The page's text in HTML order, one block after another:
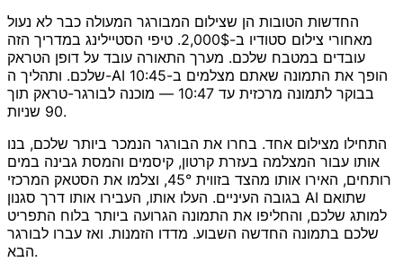
החדשות הטובות הן שצילום המבורגר המעולה כבר לא נעול
מאחורי צילום סטודיו ב-2,000$. טיפי הסטיילינג במדריך הזה
עובדים במטבח שלכם. מערך התאורה עובד על דופן הטראק
שלכם. ותהליך ה-AI הופך את התמונה שאתם מצלמים ב-10:45
בבוקר לתמונה מרכזית עד 10:47 — מוכנה לבורגר-טראק תוך
90 שניות.
התחילו מצילום אחד. בחרו את הבורגר הנמכר ביותר שלכם, בנו
אותו עבור המצלמה בעזרת קרטון, קיסמים והמסת גבינה במים
רותחים, האירו אותו מהצד בזווית 45°, וצלמו את הסטאק המרכזי
בגובה העיניים. העלו אותו, העבירו אותו דרך סגנון AI שתואם
למותג שלכם, והחליפו את התמונה הגרועה ביותר בלוח התפריט
שלכם בתמונה החדשה השבוע. מדדו הזמנות. ואז עברו לבורגר
הבא.